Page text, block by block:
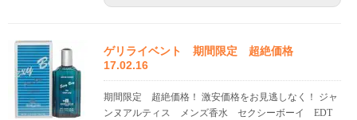
ゲリライベント 期間限定 超絶価格
17.02.16
期間限定 超絶価格！ 激安価格をお見逃しなく！ ジャ
ンヌアルティス メンズ香水 セクシーボーイ EDT